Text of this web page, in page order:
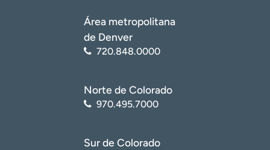
Área metropolitana
de Denver
720.848.0000
Norte de Colorado
970.495.7000
Sur de Colorado